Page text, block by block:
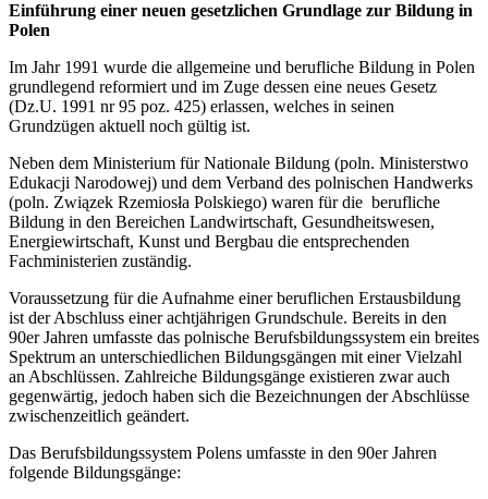
Einführung einer neuen gesetzlichen Grundlage zur Bildung in
Polen
Im Jahr 1991 wurde die allgemeine und berufliche Bildung in Polen
grundlegend reformiert und im Zuge dessen eine neues Gesetz
(Dz.U. 1991 nr 95 poz. 425) erlassen, welches in seinen
Grundzügen aktuell noch gültig ist.
Neben dem Ministerium für Nationale Bildung (poln. Ministerstwo
Edukacji Narodowej) und dem Verband des polnischen Handwerks
(poln. Związek Rzemiosła Polskiego) waren für die berufliche
Bildung in den Bereichen Landwirtschaft, Gesundheitswesen,
Energiewirtschaft, Kunst und Bergbau die entsprechenden
Fachministerien zuständig.
Voraussetzung für die Aufnahme einer beruflichen Erstausbildung
ist der Abschluss einer achtjährigen Grundschule. Bereits in den
90er Jahren umfasste das polnische Berufsbildungssystem ein breites
Spektrum an unterschiedlichen Bildungsgängen mit einer Vielzahl
an Abschlüssen. Zahlreiche Bildungsgänge existieren zwar auch
gegenwärtig, jedoch haben sich die Bezeichnungen der Abschlüsse
zwischenzeitlich geändert.
Das Berufsbildungssystem Polens umfasste in den 90er Jahren
folgende Bildungsgänge: